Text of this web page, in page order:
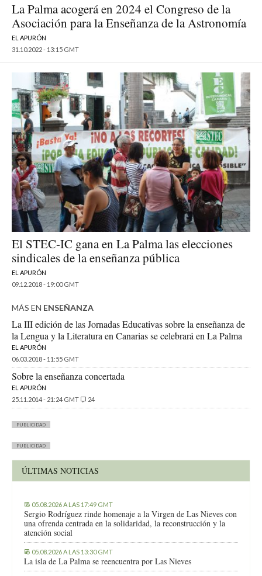
La Palma acogerá en 2024 el Congreso de la
Asociación para la Enseñanza de la Astronomía
EL APURÓN
31.10.2022 - 13:15 GMT
El STEC-IC gana en La Palma las elecciones
sindicales de la enseñanza pública
EL APURÓN
09.12.2018 - 19:00 GMT
MÁS EN ENSEÑANZA
La III edición de las Jornadas Educativas sobre la enseñanza de
la Lengua y la Literatura en Canarias se celebrará en La Palma
EL APURÓN
06.03.2018 - 11:55 GMT
Sobre la enseñanza concertada
EL APURÓN
25.11.2014 - 21:24 GMT
24
PUBLICIDAD
PUBLICIDAD
ÚLTIMAS NOTICIAS
05.08.2026 A LAS 17:49 GMT
Sergio Rodríguez rinde homenaje a la Virgen de Las Nieves con
una ofrenda centrada en la solidaridad, la reconstrucción y la
atención social
05.08.2026 A LAS 13:30 GMT
La isla de La Palma se reencuentra por Las Nieves